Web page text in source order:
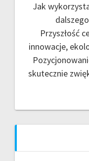
Jak
Przyszłość
innowacje,
skutecznie